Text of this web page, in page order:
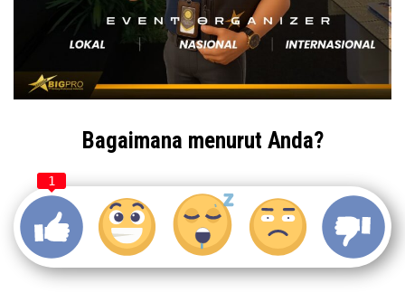
Bagaimana menurut Anda?
1